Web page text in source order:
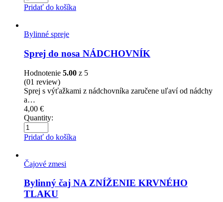
Pridať do košíka
Bylinné spreje
Sprej do nosa NÁDCHOVNÍK
Hodnotenie 5.00 z 5
(01 review)
Sprej s výťažkami z nádchovníka zaručene uľaví od nádchy
a…
4,00 €
Quantity:
Pridať do košíka
Čajové zmesi
Bylinný čaj NA ZNÍŽENIE KRVNÉHO
TLAKU